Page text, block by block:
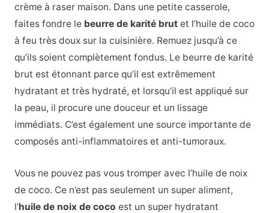
crème à raser maison. Dans une petite casserole,
faites fondre le beurre de karité brutet l’huile de coco
à feu très doux sur la cuisinière. Remuez jusqu’à ce
qu’ils soient complètement fondus. Le beurre de karité
brut est étonnant parce qu’il est extrêmement
hydratant et très hydraté, et lorsqu’il est appliqué sur
la peau, il procure une douceur et un lissage
immédiats. C’est également une source importante de
composés anti-inflammatoires et anti-tumoraux.
Vous ne pouvez pas vous tromper avec l’huile de noix
de coco. Ce n’est pas seulement un super aliment,
l’huile de noix de coco est un super hydratant